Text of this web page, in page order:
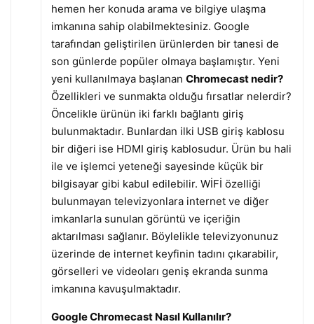
hemen her konuda arama ve bilgiye ulaşma
imkanına sahip olabilmektesiniz. Google
tarafından geliştirilen ürünlerden bir tanesi de
son günlerde popüler olmaya başlamıştır. Yeni
yeni kullanılmaya başlanan Chromecast nedir?
Özellikleri ve sunmakta olduğu fırsatlar nelerdir?
Öncelikle ürünün iki farklı bağlantı giriş
bulunmaktadır. Bunlardan ilki USB giriş kablosu
bir diğeri ise HDMI giriş kablosudur. Ürün bu hali
ile ve işlemci yeteneği sayesinde küçük bir
bilgisayar gibi kabul edilebilir. WİFİ özelliği
bulunmayan televizyonlara internet ve diğer
imkanlarla sunulan görüntü ve içeriğin
aktarılması sağlanır. Böylelikle televizyonunuz
üzerinde de internet keyfinin tadını çıkarabilir,
görselleri ve videoları geniş ekranda sunma
imkanına kavuşulmaktadır.
Google Chromecast Nasıl Kullanılır?